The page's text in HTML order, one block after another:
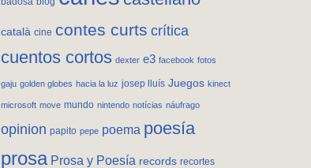
català cine contes curts crítica
cuentos cortos dexter e3 facebook fotos
gaju golden globes hacia la luz josep lluís Juegos kinect
microsoft move mundo nintendo notícias náufrago
opinion papito pepe poema poesía
prosa Prosa y Poesía records recortes